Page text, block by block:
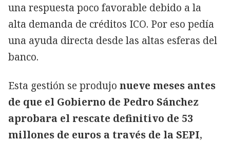
una respuesta poco favorable debido a la
alta demanda de créditos ICO. Por eso pedía
una ayuda directa desde las altas esferas del
banco.
Esta gestión se produjo nueve meses antes
de que el Gobierno de Pedro Sánchez
aprobara el rescate definitivo de 53
millones de euros a través de la SEPI,